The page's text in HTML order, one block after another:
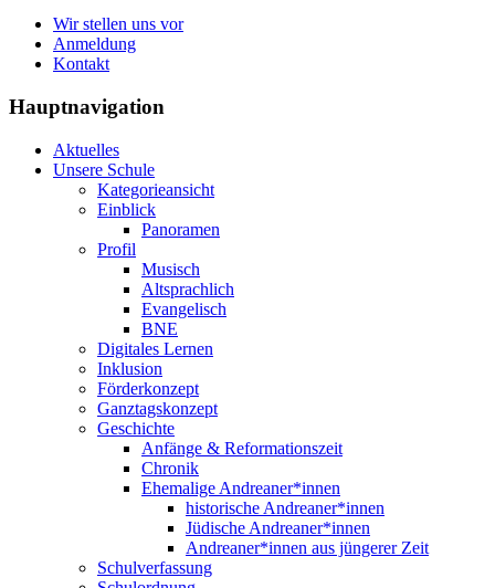
Wir stellen uns vor
Anmeldung
Kontakt
Hauptnavigation
Aktuelles
Unsere Schule
Kategorieansicht
Einblick
Panoramen
Profil
Musisch
Altsprachlich
Evangelisch
BNE
Digitales Lernen
Inklusion
Förderkonzept
Ganztagskonzept
Geschichte
Anfänge & Reformationszeit
Chronik
Ehemalige Andreaner*innen
historische Andreaner*innen
Jüdische Andreaner*innen
Andreaner*innen aus jüngerer Zeit
Schulverfassung